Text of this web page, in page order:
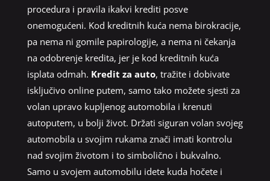
procedura i pravila ikakvi krediti posve
onemogućeni. Kod kreditnih kuća nema birokracije,
pa nema ni gomile papirologije, a nema ni čekanja
na odobrenje kredita, jer je kod kreditnih kuća
isplata odmah. Kredit za auto, tražite i dobivate
isključivo online putem, samo tako možete sjesti za
volan upravo kupljenog automobila i krenuti
autoputem, u bolji život. Držati siguran volan svojeg
automobila u svojim rukama znači imati kontrolu
nad svojim životom i to simbolično i bukvalno.
Samo u svojem automobilu idete kuda hočete i